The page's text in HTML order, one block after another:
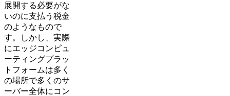
展開する必要がな
いのに支払う税金
のようなもので
す。しかし、実際
にエッジコンピュ
ーティングプラッ
トフォームは多く
の場所で多くのサ
ーバー全体にコン